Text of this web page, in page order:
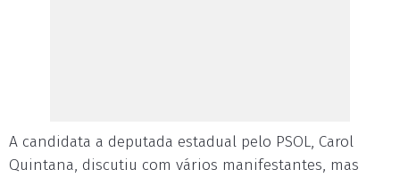
A candidata a deputada estadual pelo PSOL, Carol
Quintana, discutiu com vários manifestantes, mas